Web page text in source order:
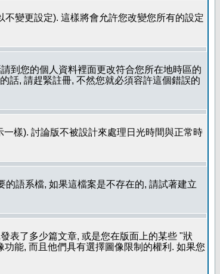
變更設定). 這樣將會允許您改變您所有的設定
到您的個人資料裡面更改符合您所在地時區的
話, 請趕緊註冊, 不然您就必須容許這個錯誤的
樣). 討論版不被設計來處理日光時間與正常時
語系檔, 如果這檔案是不存在的, 請試著建立
表了多少篇文章, 或是您在版面上的某些 "狀
能, 而且他們具有選擇圖像限制的權利. 如果您